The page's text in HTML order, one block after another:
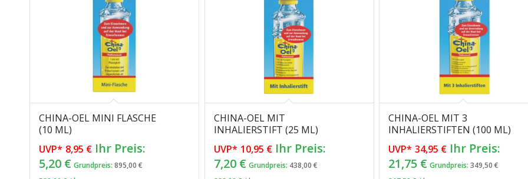
CHINA-OEL MINI FLASCHE
(10 ML)
UVP* 8,95 € Ursprünglicher
Preis
Ihr Preis:
5,20 €Aktueller
Grundpreis: 895,00 €
CHINA-OEL MIT
INHALIERSTIFT (25 ML)
UVP* 10,95 € Ursprünglicher
Preis
Ihr Preis:
7,20 €Aktueller
Grundpreis: 438,00 €
CHINA-OEL MIT 3
INHALIERSTIFTEN (100 ML)
UVP* 34,95 €
Preis
Ihr Preis:
21,75 €Aktueller
Grundpreis:349,50€